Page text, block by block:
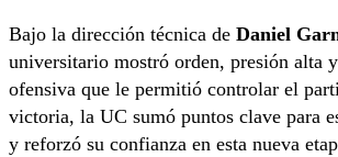
Bajo la dirección técnica de Daniel
universitario mostró orden, presión alta
ofensiva que le permitió controlar el
victoria, la UC sumó puntos clave para
y reforzó su confianza en esta nueva